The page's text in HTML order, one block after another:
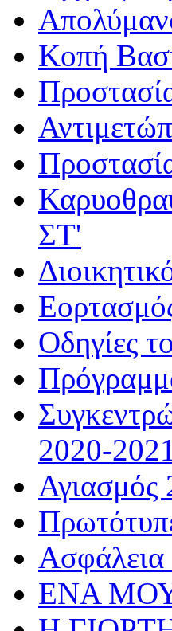
Κοπή
ΣΤ'
Οδηγίες
2020-2021
Αγιασμός
Ασφάλεια
ΕΝΑ